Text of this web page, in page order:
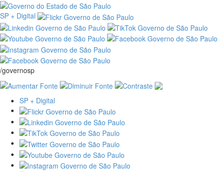
SP + Digital
/governosp
SP + Digital